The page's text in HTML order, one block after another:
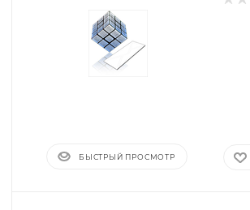
БЫСТРЫЙ ПРОСМОТР